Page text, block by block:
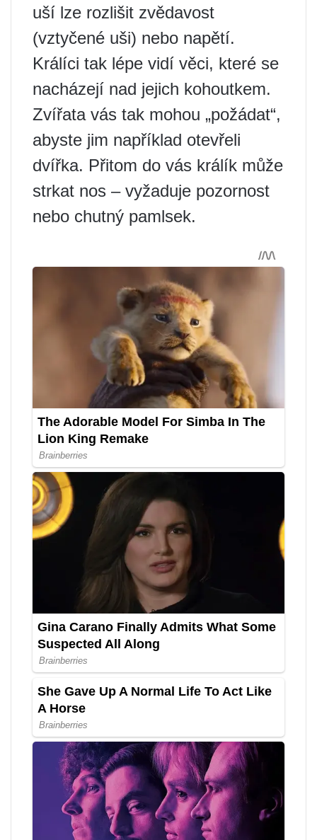
uší lze rozlišit zvědavost
(vztyčené uši) nebo napětí.
Králíci tak lépe vidí věci, které se
nacházejí nad jejich kohoutkem.
Zvířata vás tak mohou „požádat“,
abyste jim například otevřeli
dvířka. Přitom do vás králík může
strkat nos – vyžaduje pozornost
nebo chutný pamlsek.